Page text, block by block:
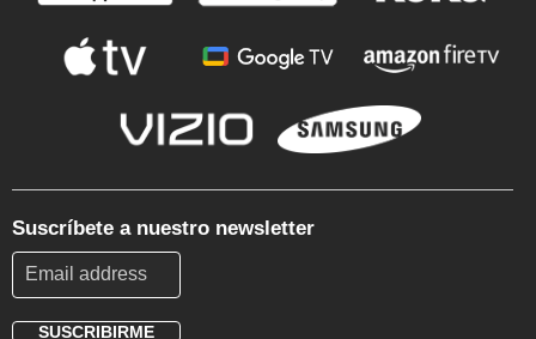
Suscríbete a nuestro newsletter
SUSCRIBIRME